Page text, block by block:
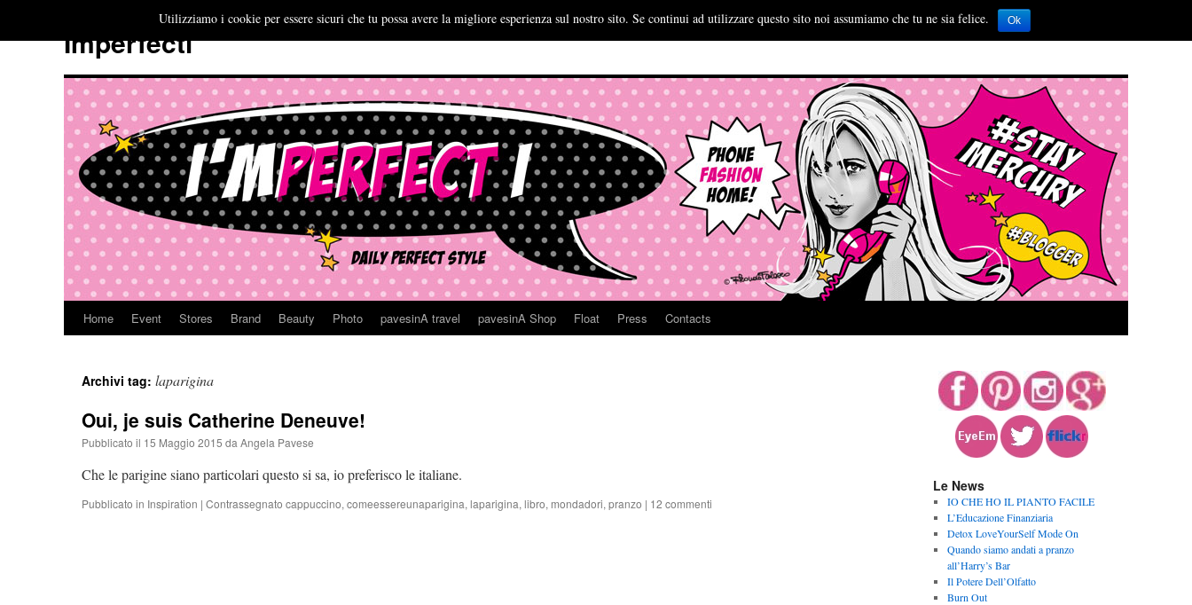
Imperfecti
Vai
contenuto
Home Event Stores Brand Beauty Photo pavesinA travel pavesinA Shop Float Press Contacts
Archivi tag: laparigina
Oui, je suis Catherine Deneuve!
Pubblicato il 15 Maggio 2015 da Angela Pavese
Che le parigine siano particolari questo si sa, io preferisco le italiane.
Pubblicato in Inspiration | Contrassegnato cappuccino, comeessereunaparigina, laparigina, libro, mondadori, pranzo | 12 commenti
Le News
IO CHE HO IL PIANTO FACILE
L’Educazione Finanziaria
Detox LoveYourSelf Mode On
Quando siamo andati a pranzo
all’Harry’s Bar
Il Potere Dell’Olfatto
Burn Out
Utilizziamo i cookie per essere sicuri che tu possa avere la migliore esperienza sul nostro sito. Se continui ad utilizzare questo sito noi assumiamo che tu ne sia felice. Ok